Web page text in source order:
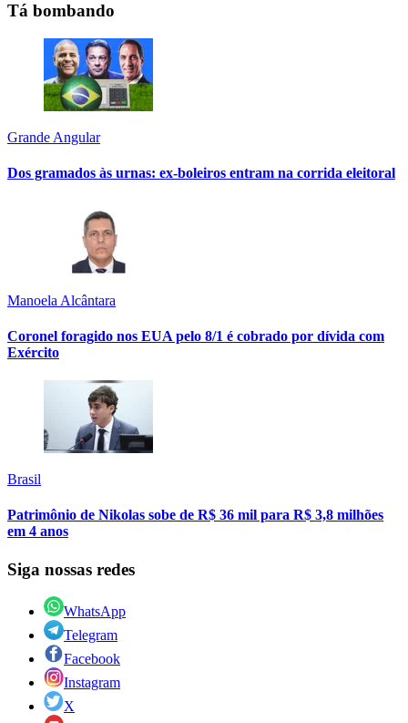
Tá bombando
Grande Angular
Dos gramados às urnas: ex-boleiros entram na corrida eleitoral
Manoela Alcântara
Coronel foragido nos EUA pelo 8/1 é cobrado por dívida com
Exército
Brasil
Patrimônio de Nikolas sobe de R$ 36 mil para R$ 3,8 milhões
em 4 anos
Siga nossas redes
WhatsApp
Telegram
Facebook
Instagram
X